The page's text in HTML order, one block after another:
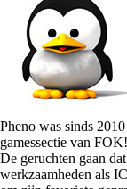
Pheno was sinds
gamessectie van
De geruchten gaan
werkzaamheden als